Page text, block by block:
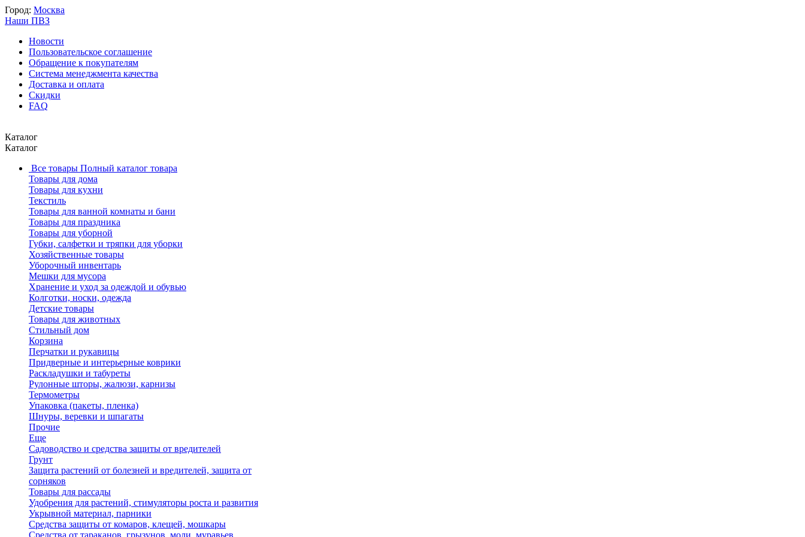
Город: Москва
Наши ПВЗ
Новости
Пользовательское соглашение
Обращение к покупателям
Система менеджмента качества
Доставка и оплата
Скидки
FAQ
Каталог
Каталог
Все товары Полный каталог товара
Товары для дома
Товары для кухни
Текстиль
Товары для ванной комнаты и бани
Товары для праздника
Товары для уборной
Губки, салфетки и тряпки для уборки
Хозяйственные товары
Уборочный инвентарь
Мешки для мусора
Хранение и уход за одеждой и обувью
Колготки, носки, одежда
Детские товары
Товары для животных
Стильный дом
Корзина
Перчатки и рукавицы
Придверные и интерьерные коврики
Раскладушки и табуреты
Рулонные шторы, жалюзи, карнизы
Термометры
Упаковка (пакеты, пленка)
Шнуры, веревки и шпагаты
Прочие
Еще
Садоводство и средства защиты от вредителей
Грунт
Защита растений от болезней и вредителей, защита от
сорняков
Товары для рассады
Удобрения для растений, стимуляторы роста и развития
Укрывной материал, парники
Средства защиты от комаров, клещей, мошкары
Средства от тараканов, грызунов, моли, муравьев